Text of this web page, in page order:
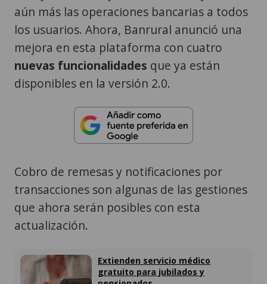
aún más las operaciones bancarias a todos
los usuarios. Ahora, Banrural anunció una
mejora en esta plataforma con cuatro
nuevas funcionalidades que ya están
disponibles en la versión 2.0.
Cobro de remesas y notificaciones por
transacciones son algunas de las gestiones
que ahora serán posibles con esta
actualización.
Extienden servicio médico
gratuito para jubilados y